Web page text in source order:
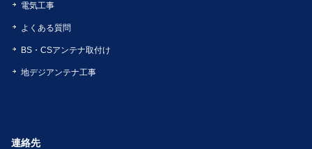
電気工事
よくある質問
BS・CSアンテナ取付け
地デジアンテナ工事
連絡先